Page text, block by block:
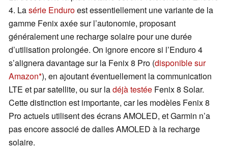
4. Lasérie Enduroest essentiellement une variante de la
gamme Fenix axée sur l’autonomie, proposant
généralement une recharge solaire pour une durée
d’utilisation prolongée. On ignore encore si l’Enduro 4
s’alignera davantage sur la Fenix 8 Pro (disponible sur
Amazon ), en ajoutant éventuellement la communication
LTE et par satellite, ou sur ladéjà testée Fenix 8 Solar.
Cette distinction est importante, car les modèles Fenix 8
Pro actuels utilisent des écrans AMOLED, et Garmin n’a
pas encore associé de dalles AMOLED à la recharge
solaire.